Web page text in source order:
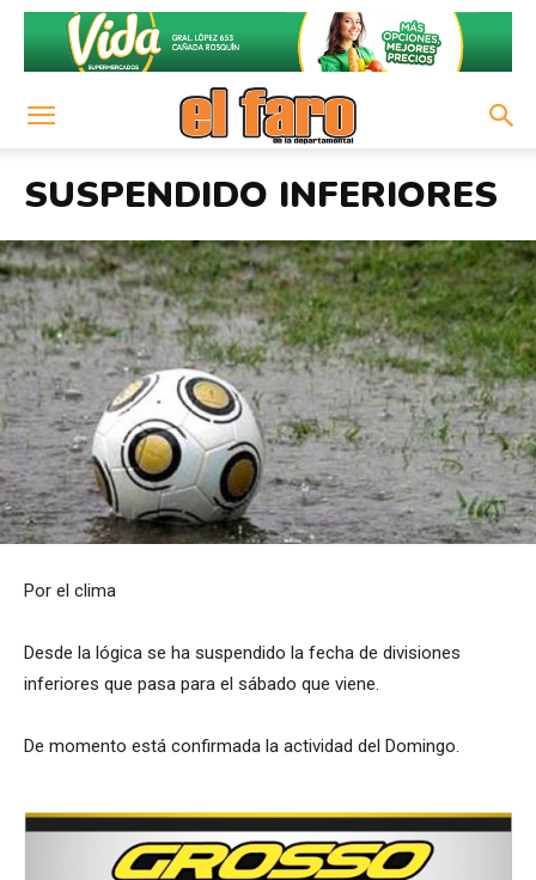
SUSPENDIDO INFERIORES
Por el clima
Desde la lógica se ha suspendido la fecha de divisiones
inferiores que pasa para el sábado que viene.
De momento está confirmada la actividad del Domingo.